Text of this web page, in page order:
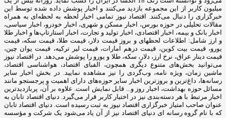
میلیون کاربر از این مجموعه بازدید می‌کنند و اخبار پوشش داده شده توسط این
خبرگزاری را دنبال می‌کنند. اقتصاد نیوز تمامی اخبار لحظه به لحظه‌ای به همراه
مقالات تحلیلی در حوزه بورس، اخبار مسکن و شهری، اخبار خودرو، اخبار سیاسی،
اخبار بانک و بیمه، اخبار اقتصادی، اخبار تولید و تجارت، اخبار استارتاپ‌ها و اخبار طلا
و ارز شامل: اطلاعات لحظهای و بروز قیمت دلار، قیمت طلا، قیمت سکه، قیمت
یورو، قیمت بیت کوین، قیمت درهم امارات، قیمت لیر ترکیه، قیمت یوان چین،
قیمت دینار عراق، نرخ ارز، دلار، سکه، طلا و یورو را پوشش می‌دهد. در اقتصاد نیوز
می‌توانید بخش‌های متنوع دیگری همچون، الفبای اقتصاد، هواشناسی اقتصاد،
ماشین زمان، ویژه نامه، وب‌گردی را نیز مشاهده نمایید. در بخش اخبار سایر
رسانه‌ها، داغ‌ترین و بروزترین اخبار سایر حوزه‌های دارای اهمیت و پرجستجو مانند
مسائل حوزه بهداشت، اخبار روز و... قابل نمایش است. علاوه بر آن، پربازدیدترین
اخبار مرتبط با هر دسته‌بندی نیز در اختیار کاربر قرار می‌گیرد. دنیای اقتصاد تابان به
عنوان صاحب امتیاز خبرگزاری اقتصاد نیوز به ثبت رسیده است. دنیای اقتصاد تابان
که با نام گروه رسانه ای دنیای اقتصاد نیز از آن یاد می‌شود یک شرکت و مؤسسه